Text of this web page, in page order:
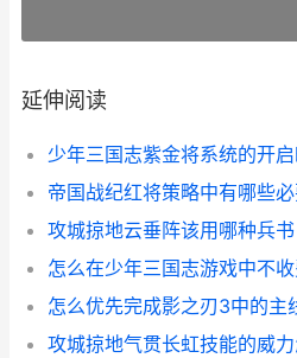
延伸阅读
怎么优先完成影之刃3中的主